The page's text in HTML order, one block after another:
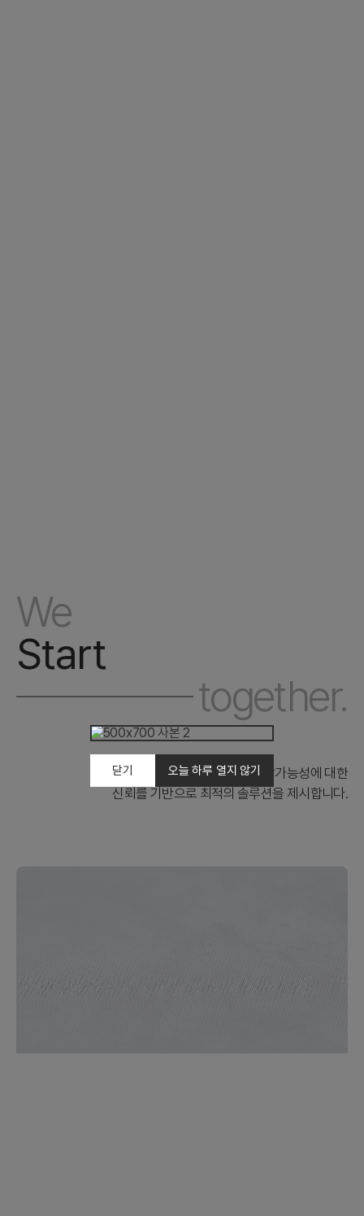
We
Start
together.
사람의 가치에 대한 소중함과 성장가능성에 대한
신뢰를 기반으로 최적의 솔루션을 제시합니다.
닫기 오늘 하루 열지 않기